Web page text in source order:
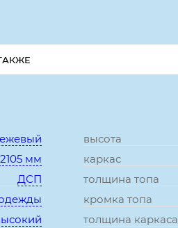
мм
ДСП
высота
каркас
толщина топа
кромка топа
толщина каркаса